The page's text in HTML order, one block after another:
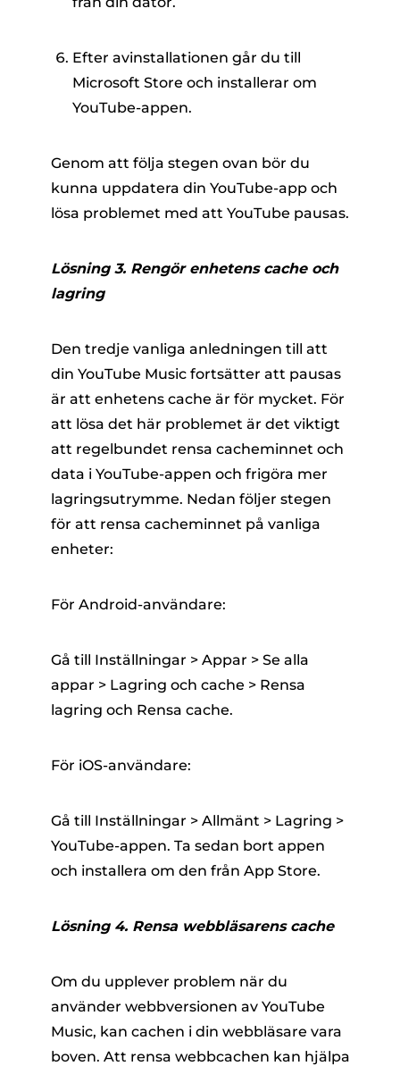
Efter avinstallationen går du till
Microsoft Store och installerar om
YouTube-appen.
Genom att följa stegen ovan bör du
kunna uppdatera din YouTube-app och
lösa problemet med att YouTube pausas.
Lösning 3. Rengör enhetens cache och
lagring
Den tredje vanliga anledningen till att
din YouTube Music fortsätter att pausas
är att enhetens cache är för mycket. För
att lösa det här problemet är det viktigt
att regelbundet rensa cacheminnet och
data i YouTube-appen och frigöra mer
lagringsutrymme. Nedan följer stegen
för att rensa cacheminnet på vanliga
enheter:
För Android-användare:
Gå till Inställningar > Appar > Se alla
appar > Lagring och cache > Rensa
lagring och Rensa cache.
För iOS-användare:
Gå till Inställningar > Allmänt > Lagring >
YouTube-appen. Ta sedan bort appen
och installera om den från App Store.
Lösning 4. Rensa webbläsarens cache
Om du upplever problem när du
använder webbversionen av YouTube
Music, kan cachen i din webbläsare vara
boven. Att rensa webbcachen kan hjälpa